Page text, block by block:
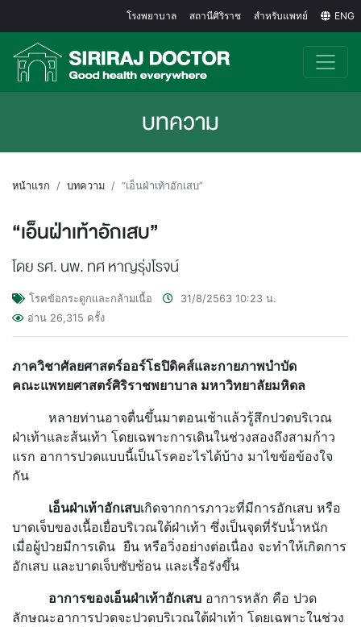
โรงพยาบาล สถานีศิริราช สำหรับแพทย์ ENG
บทความ
หน้าแรก บทความ “เอ็นฝ่าเท้าอักเสบ”
“เอ็นฝ่าเท้าอักเสบ”
โดย รศ. นพ. ทศ หาญรุ่งโรจน์
โรคข้อกระดูกและกล้ามเนื้อ 31/8/2563 10:23 น.
อ่าน 26,315 ครั้ง
ภาควิชาศัลยศาสตร์ออร์โธปิดิคส์และกายภาพบำบัด
คณะแพทยศาสตร์ศิริราชพยาบาล มหาวิทยาลัยมหิดล
หลายท่านอาจตื่นขึ้นมาตอนเช้าแล้วรู้สึกปวดบริเวณ
ฝ่าเท้าและส้นเท้า โดยเฉพาะการเดินในช่วงสองถึงสามก้าว
แรก อาการปวดแบบนี้เป็นโรคอะไรได้บ้าง มาไขข้อข้องใจ
กัน
เอ็นฝ่าเท้าอักเสบเกิดจากการภาวะที่มีการอักเสบ หรือ
บาดเจ็บของเนื้อเยื่อบริเวณใต้ฝ่าเท้า ซึ่งเป็นจุดที่รับน้ำหนัก
เมื่อผู้ป่วยมีการเดิน ยืน หรือวิ่งอย่างต่อเนื่อง จะทำให้เกิดการ
อักเสบ และบาดเจ็บซับซ้อน และเรื้อรังขึ้น
อาการของเอ็นฝ่าเท้าอักเสบ อาการหลัก คือ ปวด
ลักษณะอาการปวดจะปวดบริเวณใต้ฝ่าเท้า โดยเฉพาะในช่วง